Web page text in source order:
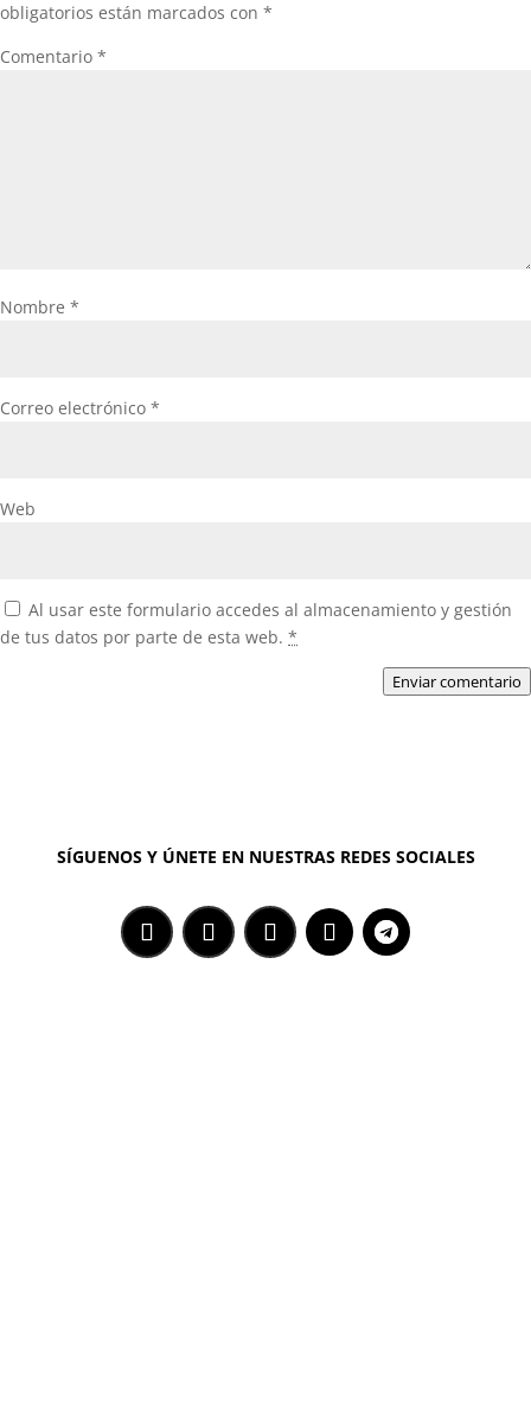
obligatorios están marcados con *
Comentario *
Nombre *
Correo electrónico *
Web
Al usar este formulario accedes al almacenamiento y gestión
de tus datos por parte de esta web. *
Enviar comentario
SÍGUENOS Y ÚNETE EN NUESTRAS REDES SOCIALES